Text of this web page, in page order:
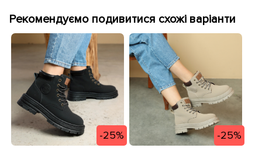
Рекомендуємо подивитися схожі варіанти
-25% -25%